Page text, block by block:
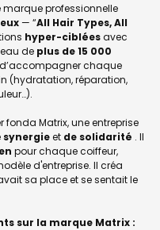
marque professionnelle
— “All Hair Types, All
hyper-cibléesavec
de plus de 15 000
chaque
(hydratation, réparation,
fonda Matrix, une entreprise
synergieet de solidarité . Il
pour chaque coiffeur,
d'entreprise. Il créa
sa place et se sentait le
sur la marque Matrix :